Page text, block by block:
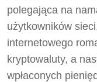
polegająca na
użytkowników
internetowego
kryptowaluty, a
wpłaconych